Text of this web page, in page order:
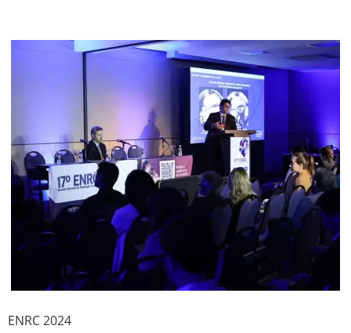
ENRC 2024